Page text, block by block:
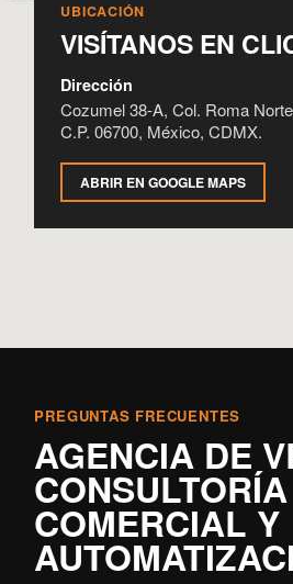
UBICACIÓN
VISÍTANOS EN
Dirección
Cozumel 38-A, Col. Roma
C.P. 06700, México, CDMX.
ABRIR EN GOOGLE MAPS
PREGUNTAS FRECUENTES
AGENCIA DE
CONSULTORÍA
COMERCIAL Y